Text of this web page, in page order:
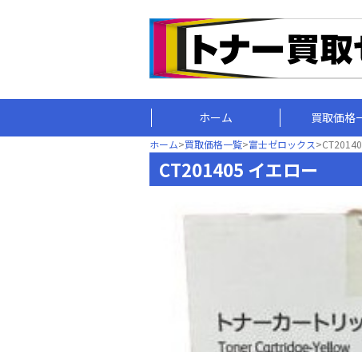
ホーム 買取価格
ホーム>買取価格一覧>富士ゼロックス>
CT201405 イエロー